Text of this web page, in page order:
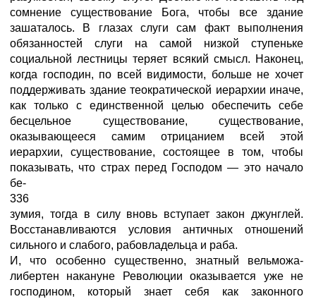
сомнение существование Бога, чтобы все здание
зашаталось. В глазах слуги сам факт выполнения
обязанностей слуги на самой низкой ступеньке
социальной лестницы теряет всякий смысл. Наконец,
когда господин, по всей видимости, больше не хочет
поддерживать здание теократической иерархии иначе,
как только с единственной целью обеспечить себе
бесцельное существование, существование,
оказывающееся самим отрицанием всей этой
иерархии, существование, состоящее в том, чтобы
показывать, что страх перед Господом — это начало
бе-
336
зумия, тогда в силу вновь вступает закон джунглей.
Восстанавливаются условия античных отношений
сильного и слабого, рабовладельца и раба.
И, что особенно существенно, знатный вельможа-
либертен накануне Революции оказывается уже не
господином, который знает себя как законного